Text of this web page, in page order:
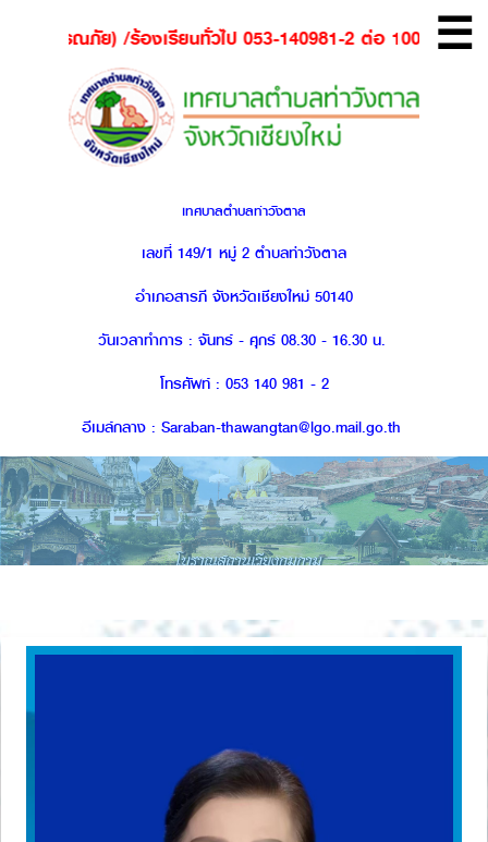
ภัย) /ร้องเรียนทั่วไป 053-140981-2 ต่อ 100 / ผุ้ป่วยฉุกเฉิ
☰
เทศบาลตำบลท่าวังตาล
เลขที่ 149/1 หมู่ 2 ตำบลท่าวังตาล
อำเภอสารภี จังหวัดเชียงใหม่ 50140
วันเวลาทำการ : จันทร์ - ศุกร์ 08.30 - 16.30 น.
โทรศัพท์ : 053 140 981 - 2
อีเมล์กลาง : Saraban-thawangtan@lgo.mail.go.th